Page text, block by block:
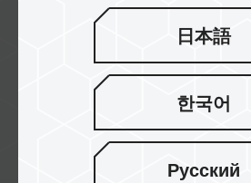
Al-Falak
日本語
한국어
Русский